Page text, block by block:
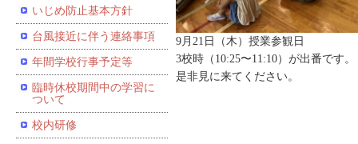
9月21日（木）授業参観日
3校時（10:25〜11:10）が出番です。
是非見に来てください。
いじめ防止基本方針
台風接近に伴う連絡事項
年間学校行事予定等
臨時休校期間中の学習に
ついて
校内研修